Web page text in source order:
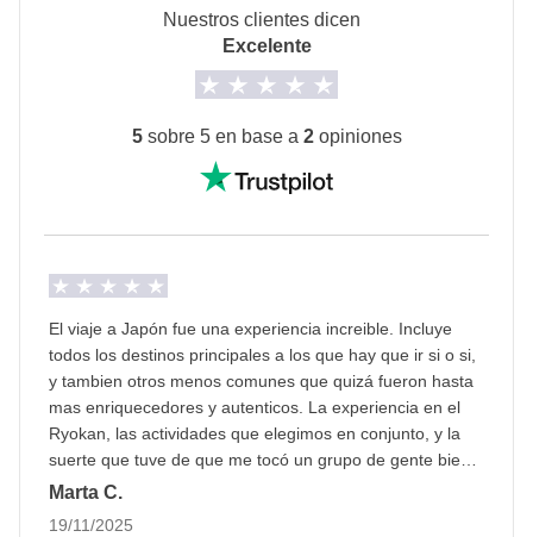
tatami y en ocupación múltiple.
Info sobre habitaciones privadas
Ver todos los detalles
Nuestros clientes dicen
Excelente
5sobre 5 en base a 2opiniones
El viaje a Japón fue una experiencia increible. Incluye
todos los destinos principales a los que hay que ir si o si,
y tambien otros menos comunes que quizá fueron hasta
mas enriquecedores y autenticos. La experiencia en el
Ryokan, las actividades que elegimos en conjunto, y la
suerte que tuve de que me tocó un grupo de gente bien
bonita y grandes compañeros de viaje. La coordinadora
Marta C.
19/11/2025